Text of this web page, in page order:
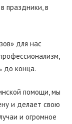
праздники, в
для нас
до конца.
помощи, мы
и делает свою
и огромное